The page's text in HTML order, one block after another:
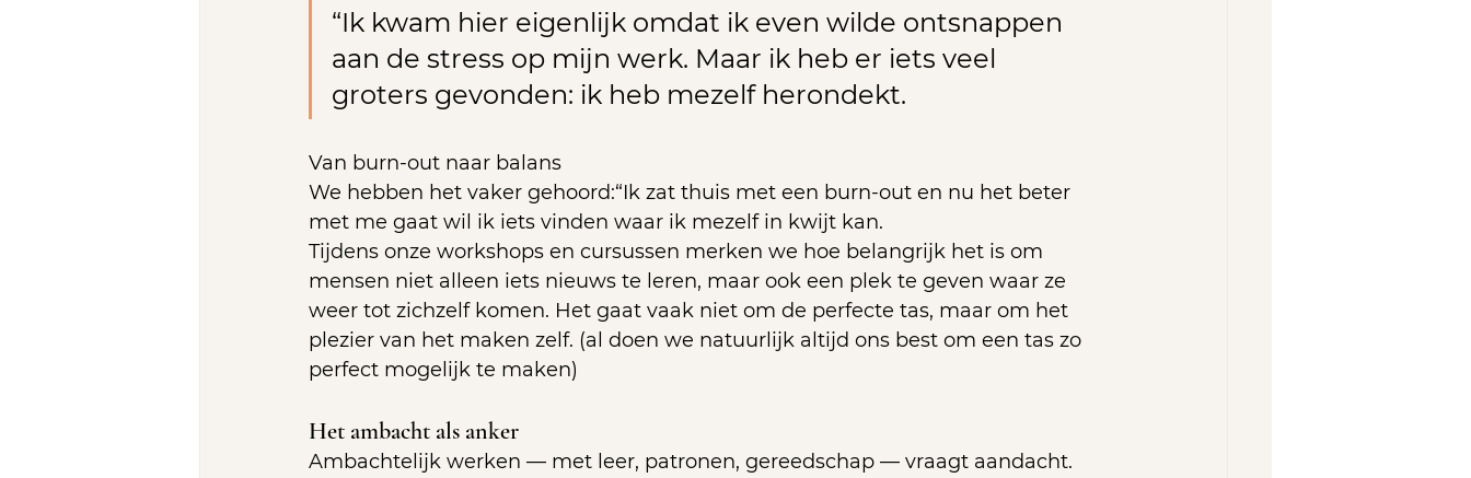
“Ik kwam hier eigenlijk omdat ik even wilde ontsnappen
aan de stress op mijn werk. Maar ik heb er iets veel
groters gevonden: ik heb mezelf herondekt.
Van burn-out naar balans
We hebben het vaker gehoord:“Ik zat thuis met een burn-out en nu het beter
met me gaat wil ik iets vinden waar ik mezelf in kwijt kan.
Tijdens onze workshops en cursussen merken we hoe belangrijk het is om
mensen niet alleen iets nieuws te leren, maar ook een plek te geven waar ze
weer tot zichzelf komen. Het gaat vaak niet om de perfecte tas, maar om het
plezier van het maken zelf. (al doen we natuurlijk altijd ons best om een tas zo
perfect mogelijk te maken)
Het ambacht als anker
Ambachtelijk werken — met leer, patronen, gereedschap — vraagt aandacht.